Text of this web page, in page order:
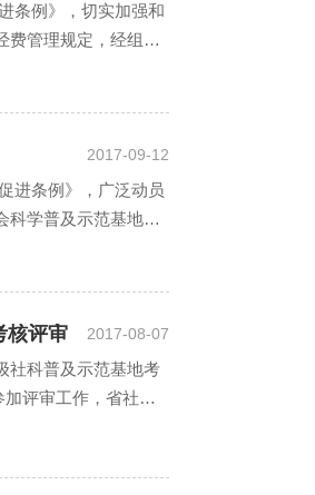
条例》，切实加强和
费管理规定，经组织
2017-09-12
进条例》，广泛动员
科学普及示范基地创
2017-08-07
核评审
社科普及示范基地考
评审工作，省社科
...